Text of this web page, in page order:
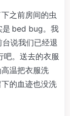
之前房间的虫
是 bed bug。我
说我们已经退
吧。送去的衣服
温把衣服洗
的血迹也没洗